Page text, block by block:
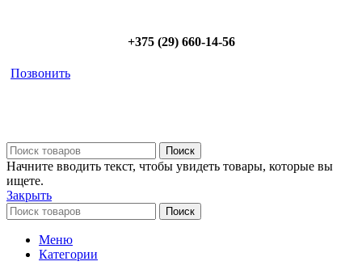
+375 (29) 660-14-56
Позвонить
Поиск
Начните вводить текст, чтобы увидеть товары, которые вы
ищете.
Закрыть
Поиск
Меню
Категории